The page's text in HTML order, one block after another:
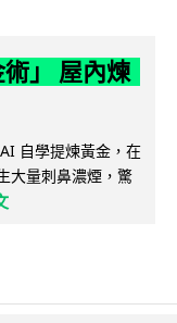
」 屋內煉
自學提煉黃金，在
大量刺鼻濃煙，驚